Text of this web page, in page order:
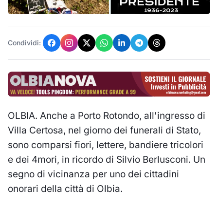
Condividi:
OLBIA. Anche a Porto Rotondo, all'ingresso di
Villa Certosa, nel giorno dei funerali di Stato,
sono comparsi fiori, lettere, bandiere tricolori
e dei 4mori, in ricordo di Silvio Berlusconi. Un
segno di vicinanza per uno dei cittadini
onorari della città di Olbia.